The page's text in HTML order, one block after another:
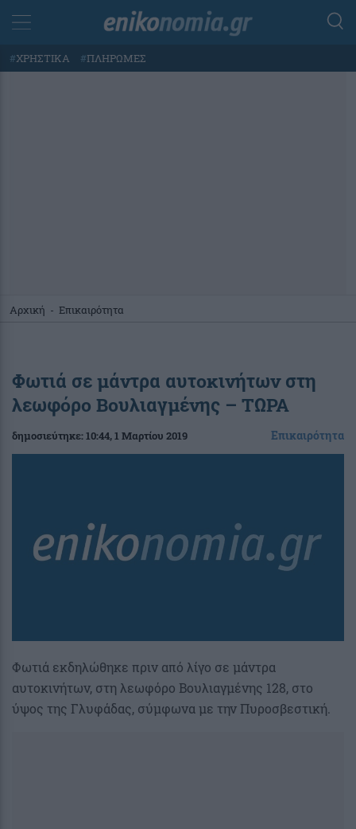
#ΧΡΗΣΤΙΚΑ #ΠΛΗΡΩΜΕΣ
Αρχική - Επικαιρότητα
Φωτιά σε μάντρα αυτοκινήτων στη
λεωφόρο Βουλιαγμένης – ΤΩΡΑ
δημοσιεύτηκε:10:44, 1 Μαρτίου 2019 Επικαιρότητα
Φωτιά εκδηλώθηκε πριν από λίγο σε μάντρα
αυτοκινήτων, στη λεωφόρο Βουλιαγμένης 128, στο
ύψος της Γλυφάδας, σύμφωνα με την Πυροσβεστική.